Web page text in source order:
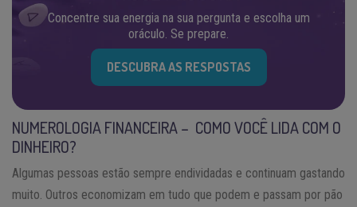
Concentre sua energia na sua pergunta e escolha um
oráculo. Se prepare.
DESCUBRA AS RESPOSTAS
NUMEROLOGIA FINANCEIRA – COMO VOCÊ LIDA COM O
DINHEIRO?
Algumas pessoas estão sempre endividadas e continuam gastando
muito. Outros economizam em tudo que podem e passam por pão